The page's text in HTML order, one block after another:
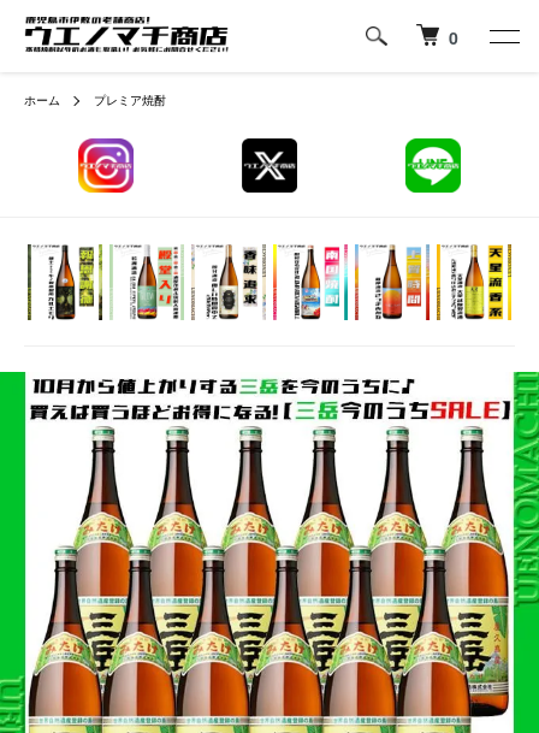
0
ホーム プレミア焼酎